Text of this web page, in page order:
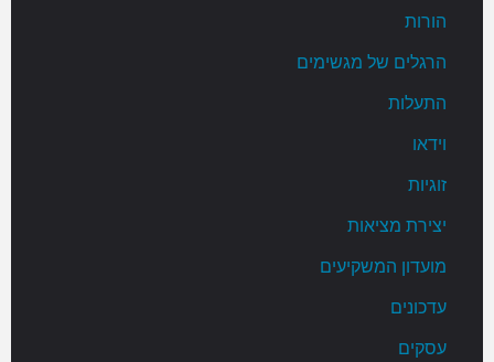
הורות
הרגלים של מגשימים
התעלות
וידאו
זוגיות
יצירת מציאות
מועדון המשקיעים
עדכונים
עסקים